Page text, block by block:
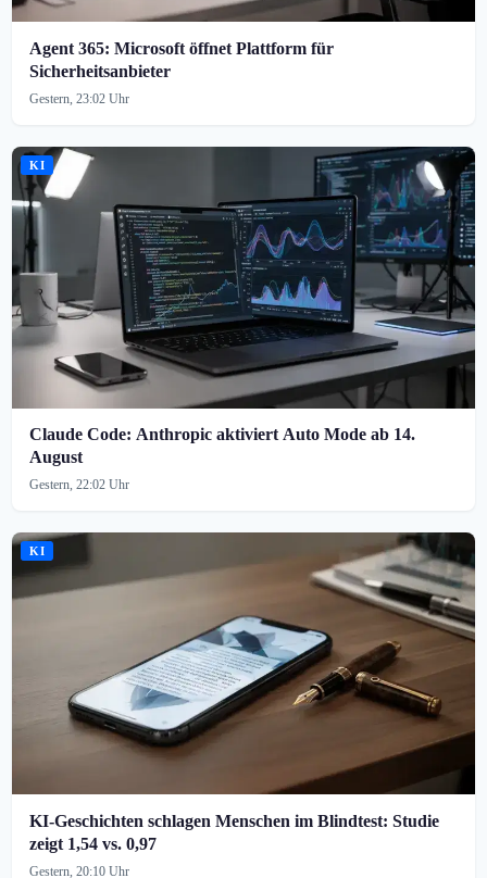
Agent 365: Microsoft öffnet Plattform für
Sicherheitsanbieter
Gestern, 23:02 Uhr
KI
Claude Code: Anthropic aktiviert Auto Mode ab 14.
August
Gestern, 22:02 Uhr
KI
KI-Geschichten schlagen Menschen im Blindtest: Studie
zeigt 1,54 vs. 0,97
Gestern, 20:10 Uhr